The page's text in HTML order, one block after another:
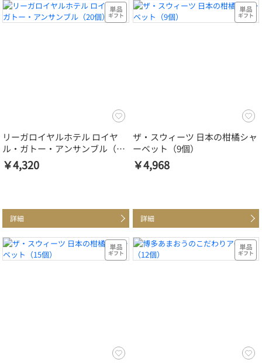
リーガロイヤルホテル ロイヤ
ル・ガトー・アンサンブル（20
個）
￥4,320
詳細
ザ・スウィーツ 日本の柑橘シャ
ーベット（9個）
￥4,968
詳細